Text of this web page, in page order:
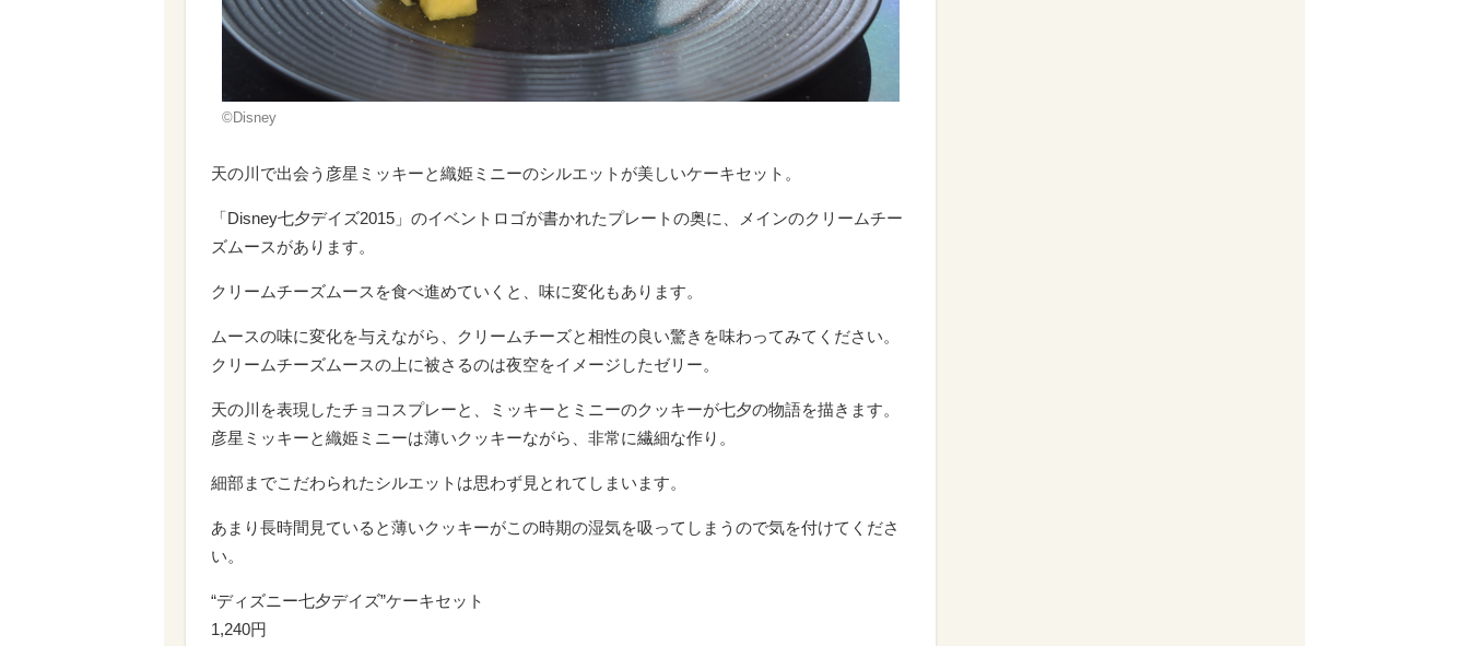
©Disney
天の川で出会う彦星ミッキーと織姫ミニーのシルエットが美しいケーキセット。
「Disney七夕デイズ2015」のイベントロゴが書かれたプレートの奥に、メインのクリームチー
ズムースがあります。
クリームチーズムースを食べ進めていくと、味に変化もあります。
ムースの味に変化を与えながら、クリームチーズと相性の良い驚きを味わってみてください。
クリームチーズムースの上に被さるのは夜空をイメージしたゼリー。
天の川を表現したチョコスプレーと、ミッキーとミニーのクッキーが七夕の物語を描きます。
彦星ミッキーと織姫ミニーは薄いクッキーながら、非常に繊細な作り。
細部までこだわられたシルエットは思わず見とれてしまいます。
あまり長時間見ていると薄いクッキーがこの時期の湿気を吸ってしまうので気を付けてくださ
い。
“ディズニー七夕デイズ”ケーキセット
1,240円